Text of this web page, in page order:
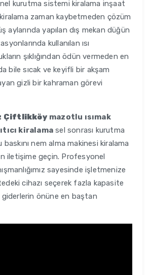
kurutma sistemi kiralama inşaat
zaman kaybetmeden çözüm
aylarında yapılan dış mekan düğün
kullanılan ısı
şıklığından ödün vermeden en
bile sıcak ve keyifli bir akşam
gizli bir kahraman görevi
Çiftlikköymazotlu ısımak
kiralama sel sonrası kurutma
baskını nem alma makinesi kiralama
iletişime geçin. Profesyonel
sayesinde işletmenize
cihazı seçerek fazla kapasite
giderlerin önüne en baştan